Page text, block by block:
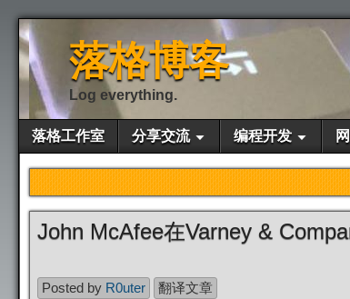
落格博客
Log everything.
落格工作室 分享交流 编程开发
John McAfee在Varney &
Posted by R0uter
翻译文章